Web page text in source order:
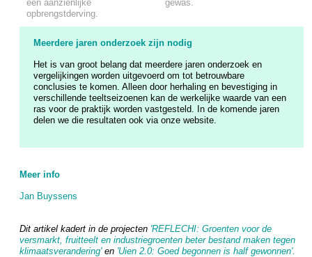
een aanzienlijke
opbrengstderving.
gewas.
Meerdere jaren onderzoek zijn nodig
Het is van groot belang dat meerdere jaren onderzoek en
vergelijkingen worden uitgevoerd om tot betrouwbare
conclusies te komen. Alleen door herhaling en bevestiging in
verschillende teeltseizoenen kan de werkelijke waarde van een
ras voor de praktijk worden vastgesteld. In de komende jaren
delen we die resultaten ook via onze website.
Meer info
Jan Buyssens
Dit artikel kadert in de projecten 'REFLECHI: Groenten voor de
versmarkt, fruitteelt en industriegroenten beter bestand maken tegen
klimaatsverandering' en 'Uien 2.0: Goed begonnen is half gewonnen'.